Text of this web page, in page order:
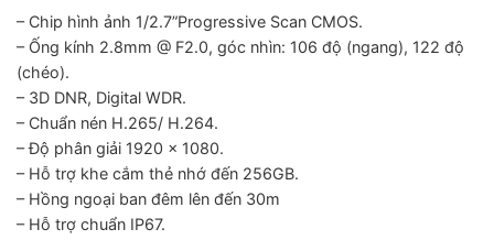
– Chip hình ảnh 1/2.7”Progressive Scan CMOS.
– Ống kính 2.8mm @ F2.0, góc nhìn: 106 độ (ngang), 122 độ
(chéo).
– 3D DNR, Digital WDR.
– Chuẩn nén H.265/ H.264.
– Độ phân giải 1920 x 1080.
– Hỗ trợ khe cắm thẻ nhớ đến 256GB.
– Hồng ngoại ban đêm lên đến 30m
– Hỗ trợ chuẩn IP67.